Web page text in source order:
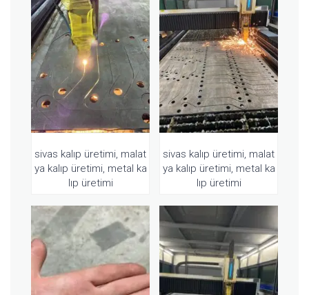
sivas kalıp üretimi, malat
ya kalıp üretimi, metal ka
lıp üretimi
sivas kalıp üretimi, malat
ya kalıp üretimi, metal ka
lıp üretimi